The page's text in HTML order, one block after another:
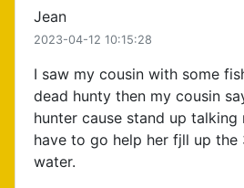
Jean
2023-04-12 10:15:28
I saw my cousin with some
dead hunty then my cousin
hunter cause stand up talking
have to go help her fjll up the
water.